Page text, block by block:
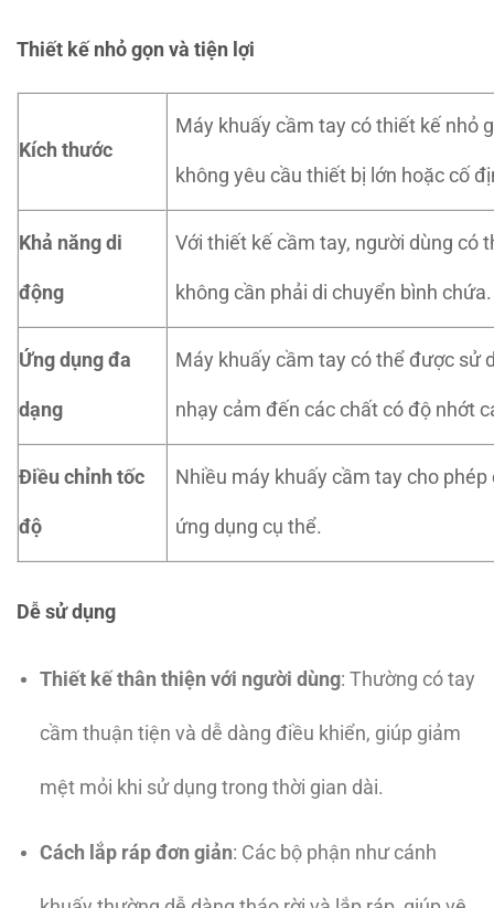
Thiết kế nhỏ gọn và tiện lợi
Kích thước
Máy khuấy cầm tay có thiết kế nhỏ
không yêu cầu thiết bị lớn hoặc cố
Khả năng di
động
Với thiết kế cầm tay, người dùng có
không cần phải di chuyển bình chứa.
Ứng dụng đa
dạng
Máy khuấy cầm tay có thể được sử
nhạy cảm đến các chất có độ nhớt
Điều chỉnh tốc
độ
Nhiều máy khuấy cầm tay cho
ứng dụng cụ thể.
Dễ sử dụng
Thiết kế thân thiện với người dùng: Thường có tay
cầm thuận tiện và dễ dàng điều khiển, giúp giảm
mệt mỏi khi sử dụng trong thời gian dài.
Cách lắp ráp đơn giản: Các bộ phận như cánh